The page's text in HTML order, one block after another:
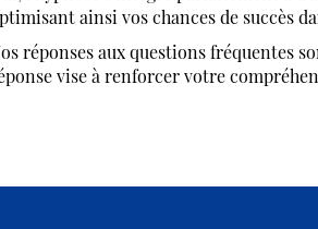
ainsi vos chances de succès
réponses aux questions fréquentes
vise à renforcer votre